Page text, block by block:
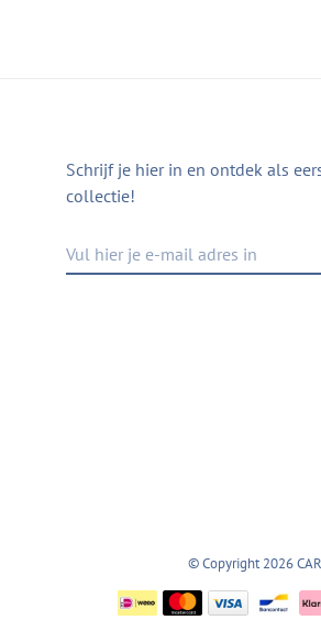
Schrijf je hier in en ontdek als
collectie!
© Copyright 2026